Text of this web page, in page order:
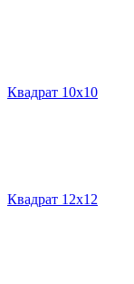
Квадрат 10х10
Квадрат 12х12